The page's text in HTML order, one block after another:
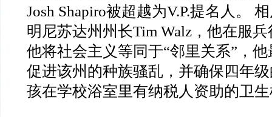
Josh Shapiro被超越为V.P.提名人。
明尼苏达州州长Tim Walz，他在服
他将社会主义等同于“邻里关系”，
促进该州的种族骚乱，并确保四年
孩在学校浴室里有纳税人资助的卫